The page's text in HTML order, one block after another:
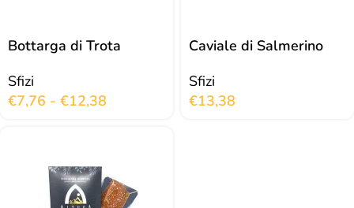
Bottarga di Trota
Sfizi
€7,76 - €12,38
Caviale di Salmerino
Sfizi
€13,38